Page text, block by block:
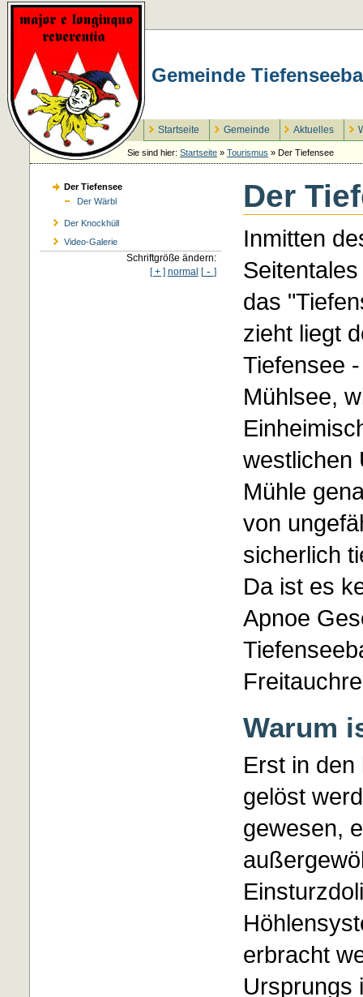
Gemeinde
Startseite Gemeinde Aktuelles
Sie sind hier: Startseite » Tourismus » Der Tiefensee
Der Tiefensee
Der Wärbl
Der Knockhüll
Video-Galerie
Schriftgröße ändern:
[ + ] normal [- ]
Der
Inmitten
das
zieht liegt
Tiefensee
Mühlsee,
westlichen
Mühle
von
sicherlich
Da ist es
Apnoe
Warum
Erst in
gelöst
gewesen,
erbracht
Ursprungs